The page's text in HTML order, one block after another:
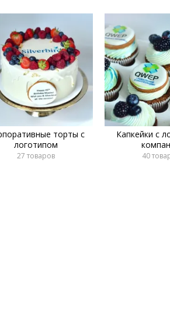
торты с
логотипом
27 товаров
Капкейки с
40